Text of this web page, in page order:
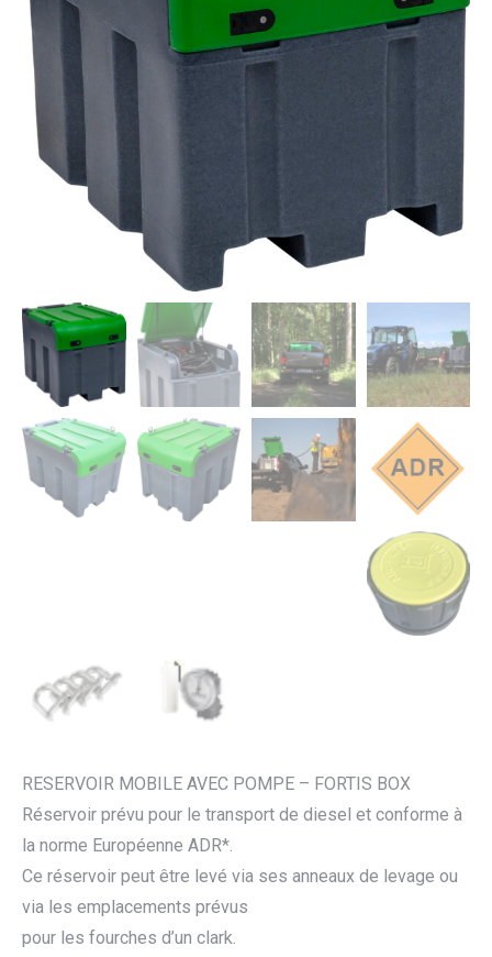
RESERVOIR MOBILE AVEC POMPE – FORTIS BOX
Réservoir prévu pour le transport de diesel et conforme à
la norme Européenne ADR*.
Ce réservoir peut être levé via ses anneaux de levage ou
via les emplacements prévus
pour les fourches d’un clark.